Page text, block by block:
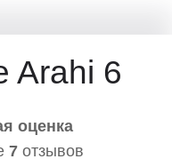
Arahi 6
оценка
7 отзывов